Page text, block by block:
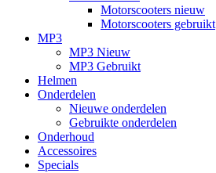
Motorscooters nieuw
Motorscooters gebruikt
MP3
MP3 Nieuw
MP3 Gebruikt
Helmen
Onderdelen
Nieuwe onderdelen
Gebruikte onderdelen
Onderhoud
Accessoires
Specials